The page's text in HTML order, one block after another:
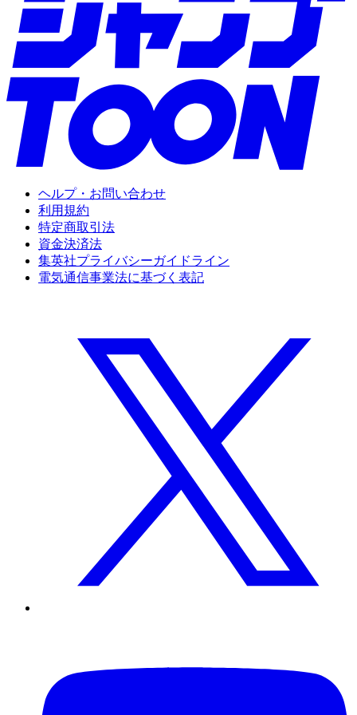
ヘルプ・お問い合わせ
利用規約
特定商取引法
資金決済法
集英社プライバシーガイドライン
電気通信事業法に基づく表記